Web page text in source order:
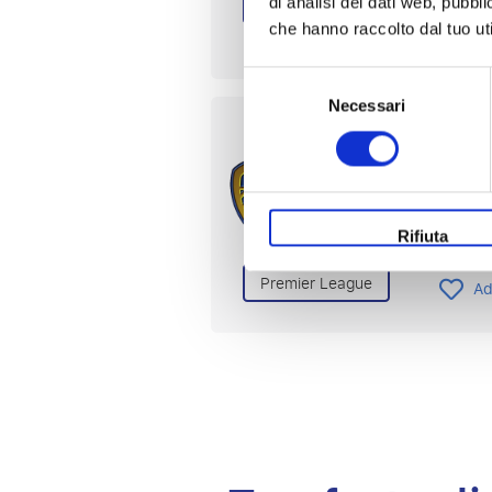
che hanno raccolto dal tuo
Necessari
Rifiuta
Premier League